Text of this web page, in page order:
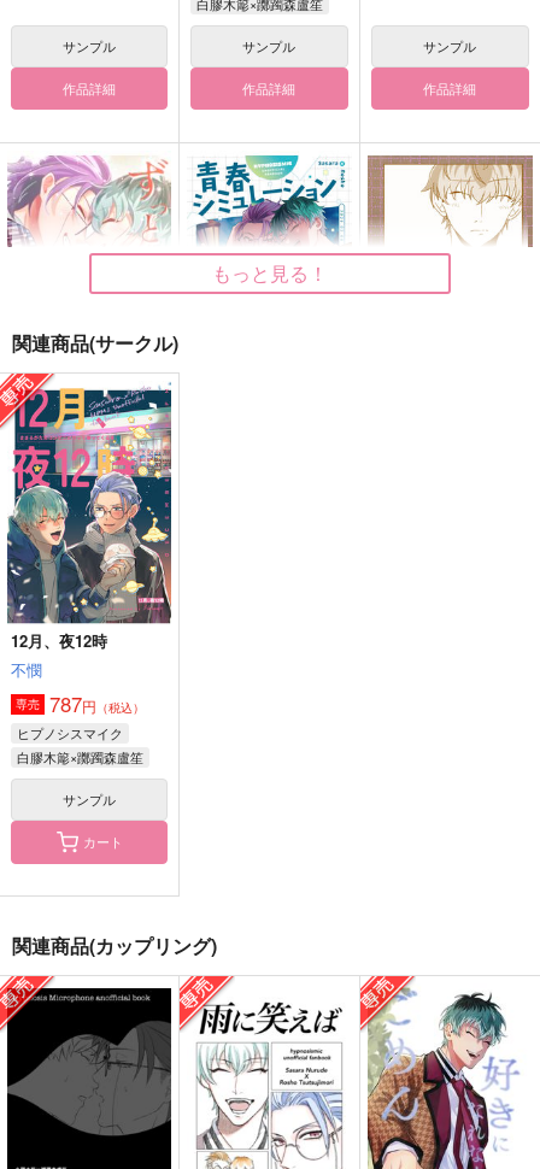
サンプル
作品詳細
サンプル
作品詳細
サンプル
作品詳細
ずっと笑い合っていた
い。
愛羅武勇
472円（税込）
白膠木簓×躑躅森盧笙
サンプル
作品詳細
まだあいも見ず
629円（税込）
躑躅森盧笙×白膠木簓
サンプル
作品詳細
ション
haruurei
1,179円（税込）
躑躅森盧笙×白膠木簓
サンプル
作品詳細
1,100 （税込）
白膠木簓×躑躅森盧笙
サンプル
作品詳細
もっと見る！
関連商品(サークル)
12月、夜12時
不憫
専売 787円 （税込）
ヒプノシスマイク
白膠木簓×躑躅森盧笙
サンプル
カート
関連商品(カップリング)